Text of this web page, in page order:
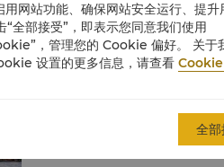
楠溪江被誉为 “中国山水
名，更有“浙江仙本那”
观奇美。
江心屿（距酒店约20分钟
馆、革命烈士纪念馆、
刘伯温故里景区和百丈
位于浙江省温州市文成县
了解更多
网站功能、确保网站安全运行、提升
全部接受”，即表示您同意我们使用
，管理您的 Cookie 偏好。 关于
设置的更多信息，请查看 Cookie
全部